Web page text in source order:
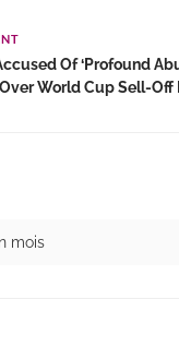
Of ‘profound
World Cup Sell-Off